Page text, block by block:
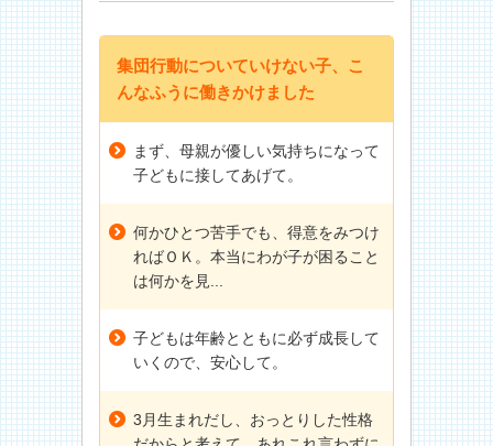
集団行動についていけない子、こ
んなふうに働きかけました
まず、母親が優しい気持ちになって
子どもに接してあげて。
何かひとつ苦手でも、得意をみつけ
ればＯＫ。本当にわが子が困ること
は何かを見...
子どもは年齢とともに必ず成長して
いくので、安心して。
3月生まれだし、おっとりした性格